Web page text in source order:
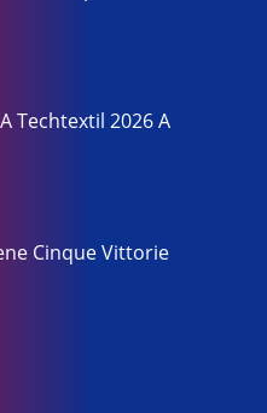
Techtextil 2026 A
Cinque Vittorie